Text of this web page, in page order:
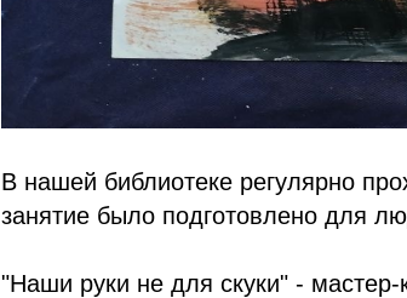
В нашей библиотеке регулярно
занятие было подготовлено для
"Наши руки не для скуки" -